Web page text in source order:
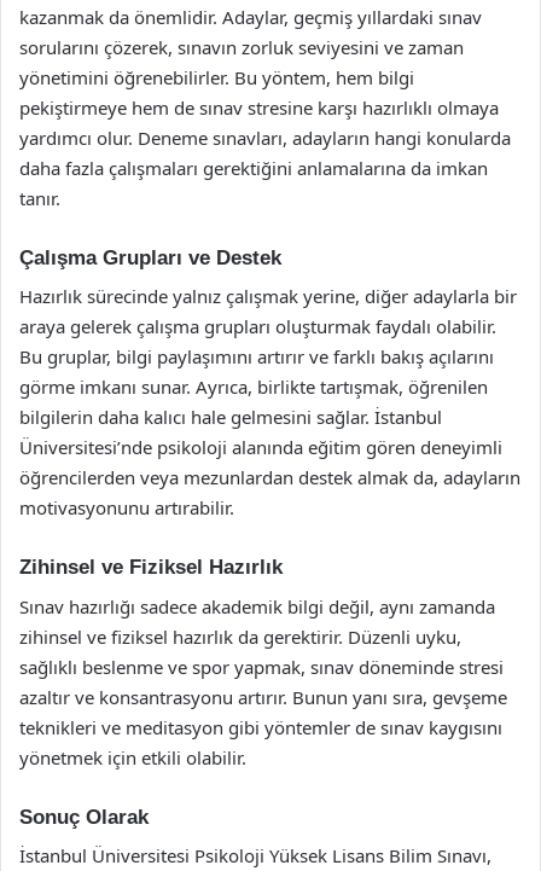
kazanmak da önemlidir. Adaylar, geçmiş yıllardaki sınav
sorularını çözerek, sınavın zorluk seviyesini ve zaman
yönetimini öğrenebilirler. Bu yöntem, hem bilgi
pekiştirmeye hem de sınav stresine karşı hazırlıklı olmaya
yardımcı olur. Deneme sınavları, adayların hangi konularda
daha fazla çalışmaları gerektiğini anlamalarına da imkan
tanır.
Çalışma Grupları ve Destek
Hazırlık sürecinde yalnız çalışmak yerine, diğer adaylarla bir
araya gelerek çalışma grupları oluşturmak faydalı olabilir.
Bu gruplar, bilgi paylaşımını artırır ve farklı bakış açılarını
görme imkanı sunar. Ayrıca, birlikte tartışmak, öğrenilen
bilgilerin daha kalıcı hale gelmesini sağlar. İstanbul
Üniversitesi’nde psikoloji alanında eğitim gören deneyimli
öğrencilerden veya mezunlardan destek almak da, adayların
motivasyonunu artırabilir.
Zihinsel ve Fiziksel Hazırlık
Sınav hazırlığı sadece akademik bilgi değil, aynı zamanda
zihinsel ve fiziksel hazırlık da gerektirir. Düzenli uyku,
sağlıklı beslenme ve spor yapmak, sınav döneminde stresi
azaltır ve konsantrasyonu artırır. Bunun yanı sıra, gevşeme
teknikleri ve meditasyon gibi yöntemler de sınav kaygısını
yönetmek için etkili olabilir.
Sonuç Olarak
İstanbul Üniversitesi Psikoloji Yüksek Lisans Bilim Sınavı,